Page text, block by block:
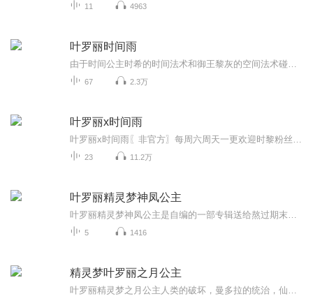
11 4963
叶罗丽时间雨
67 2.3万
叶罗丽x时间雨
23 11.2万
叶罗丽精灵梦神凤公主
5 1416
精灵梦叶罗丽之月公主